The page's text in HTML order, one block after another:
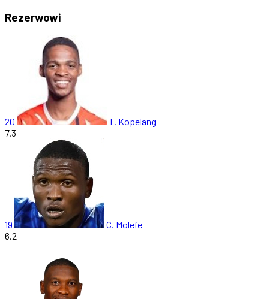
Rezerwowi
20
T. Kopelang
7.3
19
C. Molefe
6.2